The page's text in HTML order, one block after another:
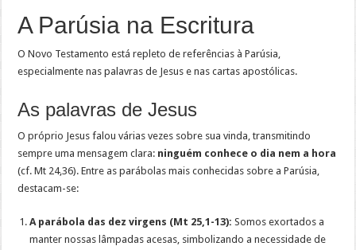
A Parúsia na Escritura
O Novo Testamento está repleto de referências à Parúsia,
especialmente nas palavras de Jesus e nas cartas apostólicas.
As palavras de Jesus
O próprio Jesus falou várias vezes sobre sua vinda, transmitindo
sempre uma mensagem clara: ninguém conhece o dia nem a hora
(cf. Mt 24,36). Entre as parábolas mais conhecidas sobre a Parúsia,
destacam-se:
A parábola das dez virgens (Mt 25,1-13): Somos exortados a
manter nossas lâmpadas acesas, simbolizando a necessidade de